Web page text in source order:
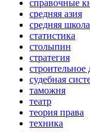
справочные
средняя азия
средняя школа
статистика
столыпин
стратегия
строительное
судебная
таможня
театр
теория права
техника